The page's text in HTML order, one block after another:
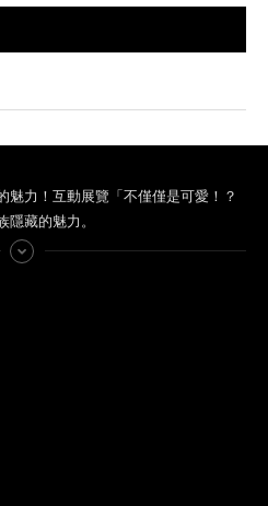
魅力！互動展覽「不僅僅是可愛！？
藏的魅力。